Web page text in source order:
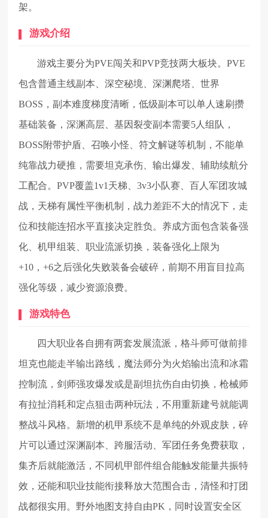
架。
游戏介绍
游戏主要分为PVE闯关和PVP竞技两大板块。PVE
包含普通主线副本、深空秘境、深渊爬塔、世界
BOSS，副本难度梯度清晰，低级副本可以单人速刷攒
基础装备，深渊高层、基因裂变副本需要5人组队，
BOSS附带护盾、召唤小怪、符文解谜等机制，不能单
纯靠战力硬推，需要坦克承伤、输出爆发、辅助续航分
工配合。PVP覆盖1v1天梯、3v3小队赛、百人军团攻城
战，天梯有属性平衡机制，战力差距不大的情况下，走
位和技能连招水平直接决定胜负。养成方面包含装备强
化、机甲组装、职业流派切换，装备强化上限为
+10，+6之后强化失败装备会破碎，前期不用盲目拉高
强化等级，减少资源浪费。
游戏特色
四大职业各自拥有两套发展流派，格斗师可做前排
坦克也能走半输出路线，魔法师分为火焰输出流和冰霜
控制流，剑师强攻爆发或是副坦抗伤自由切换，枪械师
有拉扯消耗和定点狙击两种玩法，不用重新建号就能调
整战斗风格。新增的机甲系统不是单纯的外观皮肤，碎
片可以通过深渊副本、跨服活动、军团任务免费获取，
集齐后就能激活，不同机甲部件组合能触发能量共振特
效，还能和职业技能衔接释放大范围合击，清怪和打团
战都很实用。野外地图支持自由PK，同时设置安全区